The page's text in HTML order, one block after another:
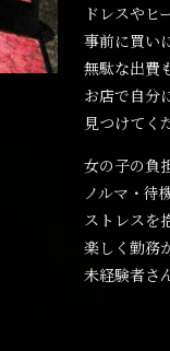
ドレスやヒ
事前に買い
無駄な出費
お店で自分
見つけてく
女の子の負
ノルマ・待
ストレスを
楽しく勤務
未経験者さ